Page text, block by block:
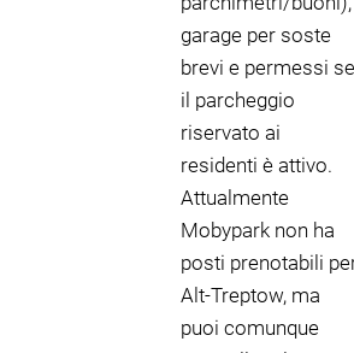
garage per soste
brevi e permessi se
il parcheggio
riservato ai
residenti è attivo.
Attualmente
Mobypark non ha
posti prenotabili
Alt-Treptow, ma
puoi comunque